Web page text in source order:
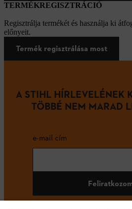
TERMÉKREGISZTRÁCIÓ
Regisztrálja termékét és használja ki
előnyeit.
Termék regisztrálása most
A STIHL HÍRLEVELÉNEK
TÖBBÉ NEM MARAD
e-mail cím